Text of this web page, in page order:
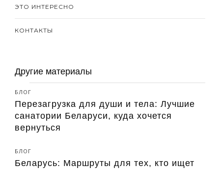
ЭТО ИНТЕРЕСНО
КОНТАКТЫ
Другие материалы
БЛОГ
Перезагрузка для души и тела: Лучшие
санатории Беларуси, куда хочется
вернуться
БЛОГ
Беларусь: Маршруты для тех, кто ищет